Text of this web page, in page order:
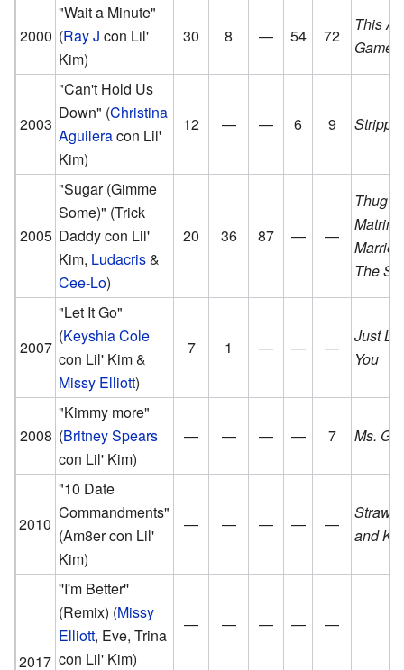
2000
"Wait a Minute"
(Ray J con Lil'
Kim)
30 8 — 54 72
This
Game
2003
"Can't Hold Us
Down" (Christina
Aguileracon Lil'
Kim)
12 — — 6 9
2005
"Sugar (Gimme
Some)" (Trick
Daddy con Lil'
Kim, Ludacris&
Cee-Lo)
20 36 87 — —
Thug
The
2007
"Let It Go"
(Keyshia Cole
con Lil' Kim &
Missy Elliott)
7 1 — — —
Just
You
2008
"Kimmy more"
(Britney Spears
con Lil' Kim)
— — — — 7 Ms.
2010
"10 Date
Commandments"
(Am8er con Lil'
Kim)
— — — — —
and
2017
''I'm Better''
(Remix) (Missy
Elliott, Eve, Trina
con Lil' Kim)
— — — — —